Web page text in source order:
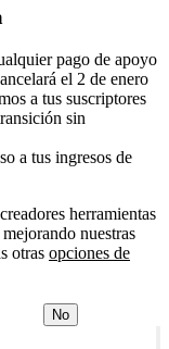
pago de apoyo
el 2 de enero
a tus suscriptores
sin
a tus ingresos de
herramientas
nuestras
otras opciones de
No